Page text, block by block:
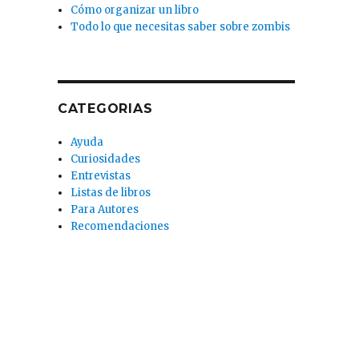
Cómo organizar un libro
Todo lo que necesitas saber sobre zombis
CATEGORIAS
Ayuda
Curiosidades
Entrevistas
Listas de libros
Para Autores
Recomendaciones